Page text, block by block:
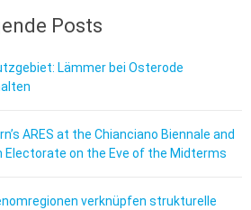
Posts
Lämmer bei Osterode
ARES at the Chianciano Biennale and
Electorate on the Eve of the Midterms
verknüpfen strukturelle